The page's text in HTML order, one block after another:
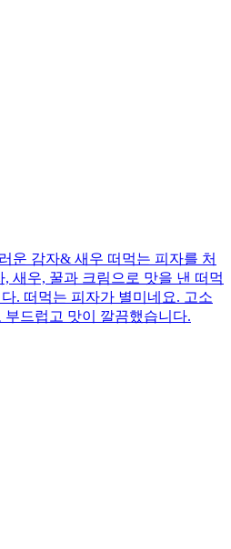
운 감자& 새우 떠먹는 피자를 처
새우, 꿀과 크림으로 맛을 낸 떠먹
. 떠먹는 피자가 별미네요. 고소
드럽고 맛이 깔끔했습니다.